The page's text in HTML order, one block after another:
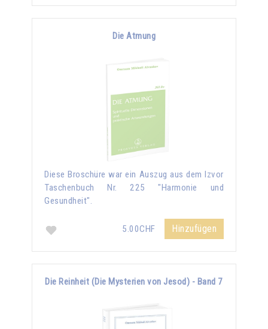
Die Atmung
Diese Broschüre war ein Auszug aus dem Izvor
Taschenbuch Nr. 225 "Harmonie und
Gesundheit".
5.00CHF Hinzufügen
Die Reinheit (Die Mysterien von Jesod) - Band 7